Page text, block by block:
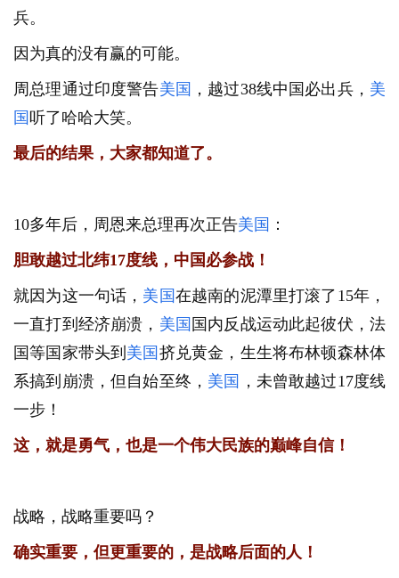
兵。
因为真的没有赢的可能。
周总理通过印度警告美国 ，越过38线中国必出兵， 美
国 听了哈哈大笑。
最后的结果，大家都知道了。
10多年后，周恩来总理再次正告美国 ：
胆敢越过北纬17度线，中国必参战！
就因为这一句话， 美国在越南的泥潭里打滚了15年，
一直打到经济崩溃， 美国 国内反战运动此起彼伏，法
国等国家带头到 美国 挤兑黄金，生生将布林顿森林体
系搞到崩溃，但自始至终， 美国 ，未曾敢越过17度线
一步！
这，就是勇气，也是一个伟大民族的巅峰自信！
战略，战略重要吗？
确实重要，但更重要的，是战略后面的人！